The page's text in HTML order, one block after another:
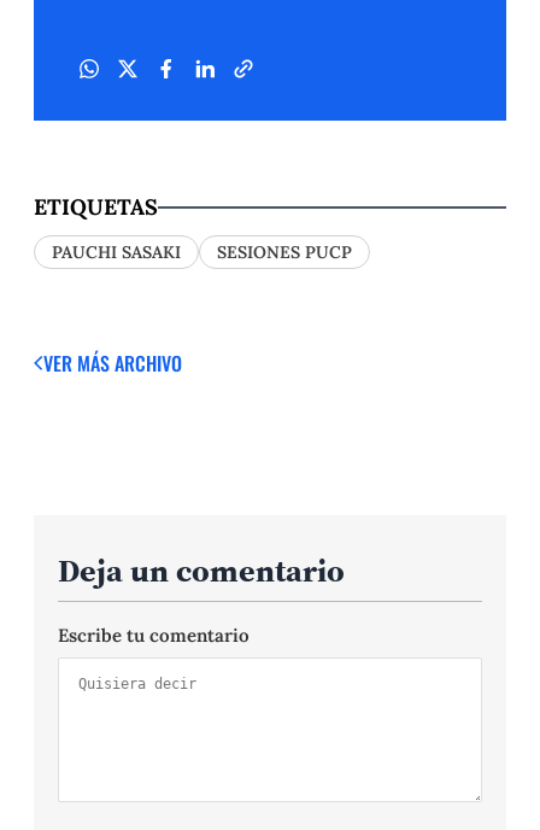
ETIQUETAS
PAUCHI SASAKI SESIONES PUCP
VER MÁSARCHIVO
Deja un comentario
Escribe tu comentario